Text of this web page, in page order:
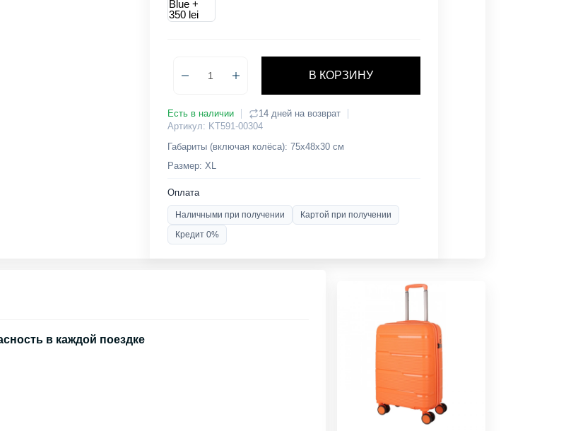
В КОРЗИНУ
Есть в наличии
14 дней на возврат
Артикул: KT591-00304
Габариты (включая колёса): 75х48х30 см
Размер: XL
Оплата
Наличными при получении
Картой при получении
Кредит 0%
в каждой поездке